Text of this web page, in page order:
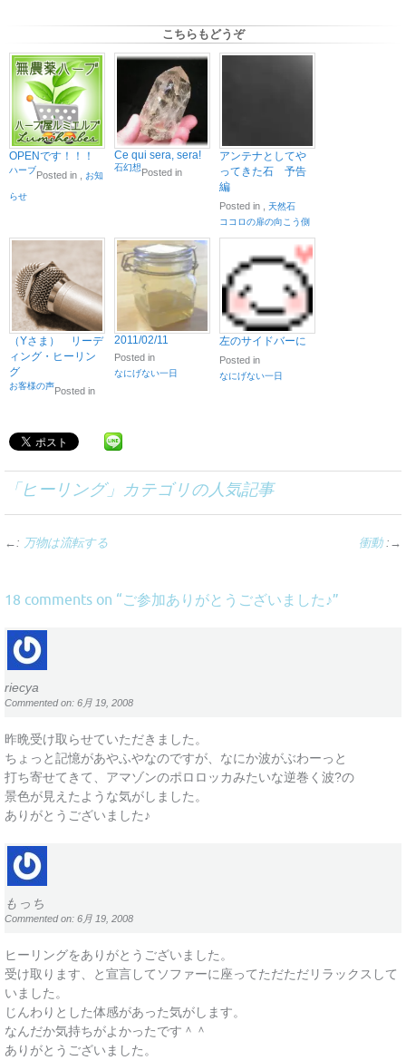
こちらもどうぞ
OPENです！！！
Posted in
ハーブ
お知
らせ
Ce qui sera, sera!
Posted in
石幻想
アンテナとしてや
ってきた石 予告
編
Posted in
ココロの扉の向こう側
天然石
（Yさま） リーデ
ィング・ヒーリン
グ
Posted in
お客様の声
2011/02/11
Posted in
なにげない一日
左のサイドバーに
Posted in
なにげない一日
「ヒーリング」カテゴリの人気記事
←: 万物は流転する 衝動:→
18 comments on “ ご参加ありがとうございました♪”
riecya
Commented on: 6月 19, 2008
昨晩受け取らせていただきました。
ちょっと記憶があやふやなのですが、なにか波がぶわーっと
打ち寄せてきて、アマゾンのポロロッカみたいな逆巻く波?の
景色が見えたような気がしました。
ありがとうございました♪
もっち
Commented on: 6月 19, 2008
ヒーリングをありがとうございました。
受け取ります、と宣言してソファーに座ってただただリラックスして
いました。
じんわりとした体感があった気がします。
なんだか気持ちがよかったです＾＾
ありがとうございました。